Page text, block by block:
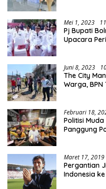
Mei 1, 2023
Pj Bupati
Upacara
Juni 8, 2023
The City
Warga,
Februari 18,
Politisi
Panggung
Maret 17, 2019
Pergantian
Indonesia